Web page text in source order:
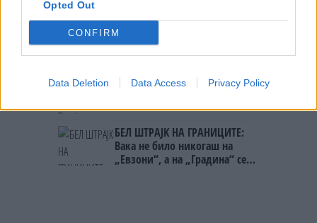
Opted Out
CONFIRM
Data Deletion Data Access Privacy Policy
Исчезнаа десетмина
алпинисти во лавина во
Пакистан- меѓу нив и познат
Северна Кореја и Русија градат
мистериозен мост
БЕЛ ШТРАЈК НА ГРАНИЦИТЕ:
Вака не било никогаш на
„Евзони“, а на „Градина“ се